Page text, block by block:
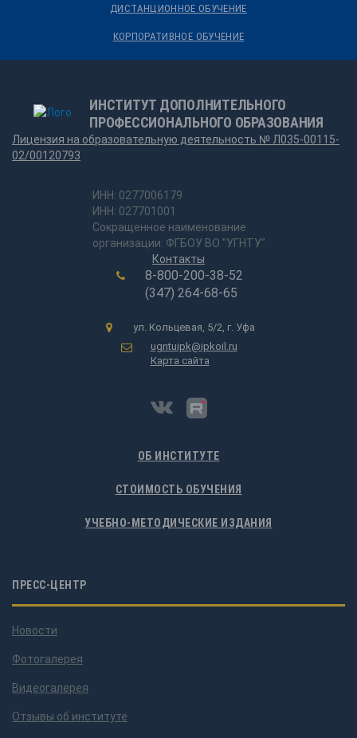
ДИСТАНЦИОННОЕ ОБУЧЕНИЕ
КОРПОРАТИВНОЕ ОБУЧЕНИЕ
ИНСТИТУТ ДОПОЛНИТЕЛЬНОГО
ПРОФЕССИОНАЛЬНОГО ОБРАЗОВАНИЯ
Лицензия на образовательную деятельность № Л035-00115-
02/00120793
ИНН: 0277006179
ИНН: 027701001
Сокращенное наименование
организации: ФГБОУ ВО "УГНТУ"
Контакты
8-800-200-38-52
(347) 264-68-65
ул. Кольцевая, 5/2, г. Уфа
ugntuipk@ipkoil.ru
Карта сайта
ОБ ИНСТИТУТЕ
СТОИМОСТЬ ОБУЧЕНИЯ
УЧЕБНО-МЕТОДИЧЕСКИЕ ИЗДАНИЯ
ПРЕСС-ЦЕНТР
Новости
Фотогалерея
Видеогалерея
Отзывы об институте